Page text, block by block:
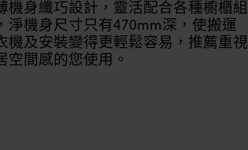
機身纖巧設計，靈活配合各種櫥櫃組
淨機身尺寸只有470mm深，使搬運
機及安裝變得更輕鬆容易，推薦重視
空間感的您使用。